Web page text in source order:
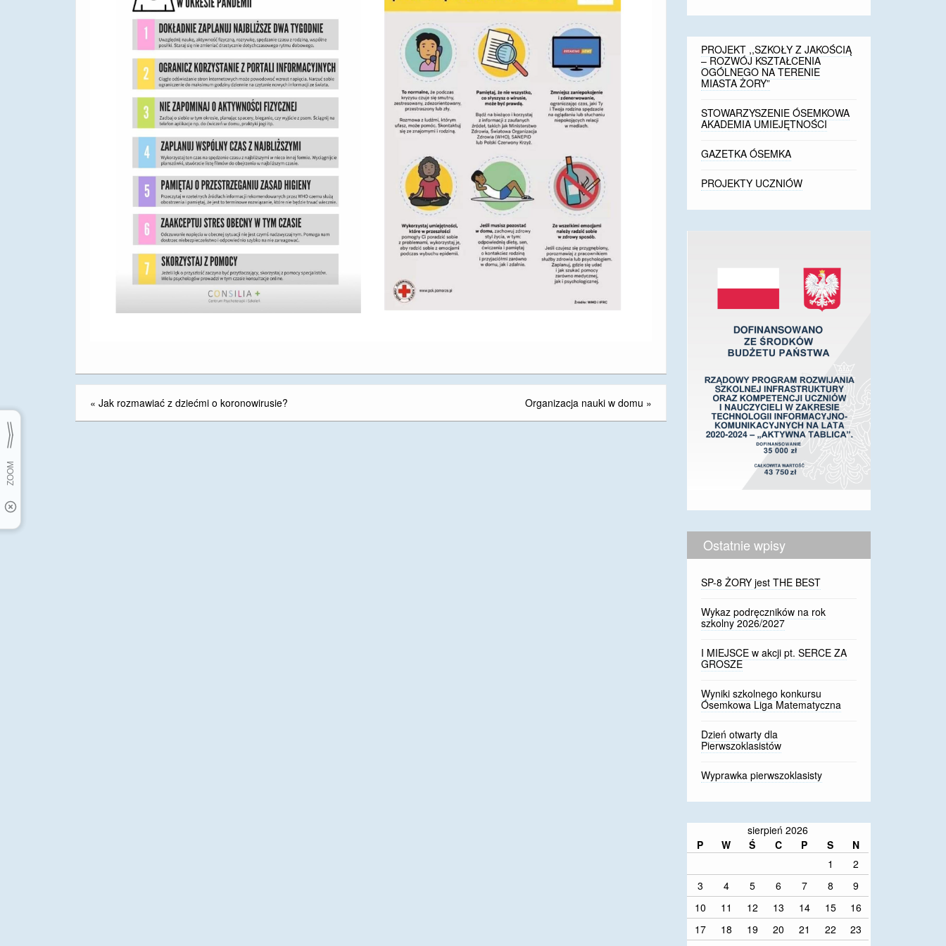
« Jak rozmawiać z dziećmi o koronowirusie? Organizacja nauki w domu »
PROJEKT ,,SZKOŁY Z JAKOŚCIĄ
– ROZWÓJ KSZTAŁCENIA
OGÓLNEGO NA TERENIE
MIASTA ŻORY”
STOWARZYSZENIE ÓSEMKOWA
AKADEMIA UMIEJĘTNOŚCI
GAZETKA ÓSEMKA
PROJEKTY UCZNIÓW
Ostatnie wpisy
SP-8 ŻORY jest THE BEST
Wykaz podręczników na rok
szkolny 2026/2027
I MIEJSCE w akcji pt. SERCE ZA
GROSZE
Wyniki szkolnego konkursu
Ósemkowa Liga Matematyczna
Dzień otwarty dla
Pierwszoklasistów
Wyprawka pierwszoklasisty
sierpień 2026
P
W Ś C P S
N
1
2
3
4 5 6 7 8
9
10
11 12 13 14 15
16
17
18 19 20 21 22
23